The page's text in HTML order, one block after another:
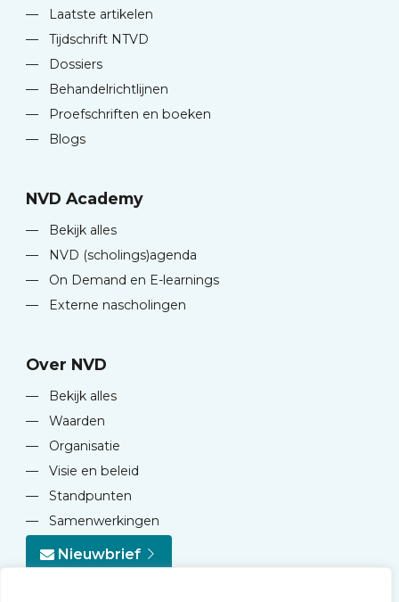
—
Laatste artikelen
—
Tijdschrift NTVD
—
Dossiers
—
Behandelrichtlijnen
—
Proefschriften en boeken
—
Blogs
NVD Academy
—
Bekijk alles
—
NVD (scholings)agenda
—
On Demand en E-learnings
—
Externe nascholingen
Over NVD
—
Bekijk alles
—
Waarden
—
Organisatie
—
Visie en beleid
—
Standpunten
—
Samenwerkingen
Nieuwbrief